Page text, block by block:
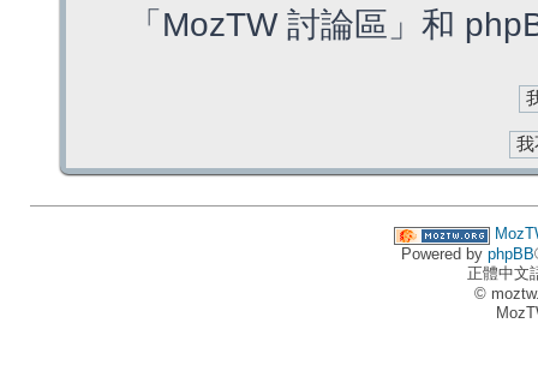
「MozTW 討論區」和
Powered by phpBB
正體中文
©